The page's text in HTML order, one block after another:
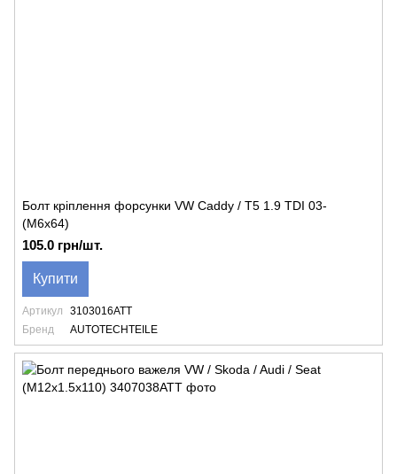
Болт кріплення форсунки VW Caddy / T5 1.9 TDI 03-
(M6x64)
105.0 грн/шт.
Купити
Артикул
3103016ATT
Бренд
AUTOTECHTEILE